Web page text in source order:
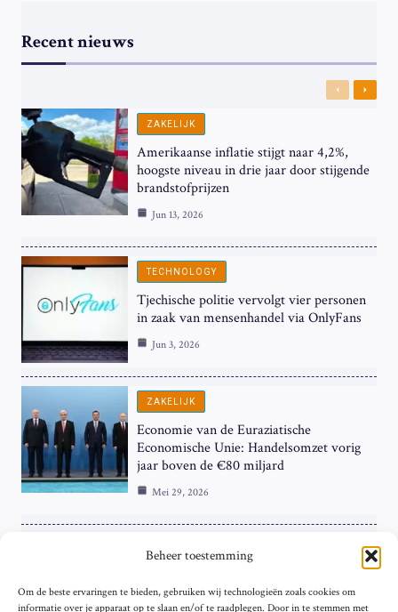
Beheer toestemming
Om de beste ervaringen te bieden, gebruiken wij technologieën zoals cookies om
informatie over je apparaat op te slaan en/of te raadplegen. Door in te stemmen met
Recent nieuws
Previous
Next
ZAKELIJK
Amerikaanse inflatie stijgt naar 4,2%,
hoogste niveau in drie jaar door stijgende
brandstofprijzen
Jun 13, 2026
TECHNOLOGY
Tjechische politie vervolgt vier personen
in zaak van mensenhandel via OnlyFans
Jun 3, 2026
ZAKELIJK
Economie van de Euraziatische
Economische Unie: Handelsomzet vorig
jaar boven de €80 miljard
Mei 29, 2026
ZAKELIJK
Hardnekkige Inflatie bij de ‘Grote Vier’